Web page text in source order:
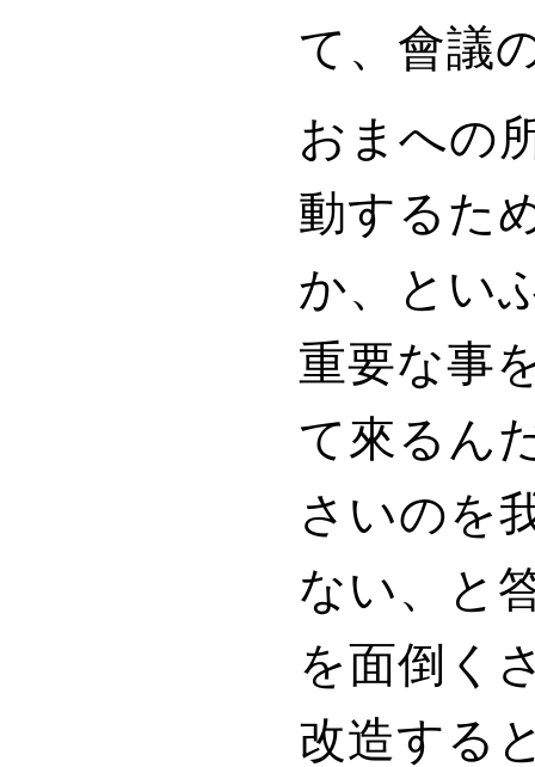
て、會議
おまへの
動するた
か、とい
重要な事
て來るん
さいのを
ない、と
を面倒く
改造する